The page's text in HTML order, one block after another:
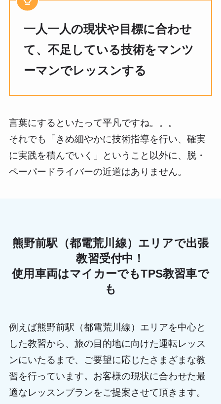
一人一人の現状や目標に合わせ
て、不足している技術をマンツ
ーマンでレッスンする
言葉にするといたって平凡ですね。。。
それでも「きめ細やかに技術指導を行い、確実
に実践を積んでいく」ということ以外に、脱・
ペーパードライバーの近道はありません。
熊野前駅（都電荒川線）エリアで出張
教習受付中！
使用車両はマイカーでもTPS教習車で
も
例えば熊野前駅（都電荒川線）エリアを中心と
した教習から、旅の目的地に向けた運転レッス
ンにいたるまで、ご要望に応じたさまざまな教
習を行っています。お客様の現状に合わせた最
適なレッスンプランをご提案させて頂きます。